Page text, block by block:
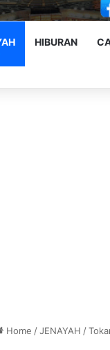
HIBURAN
Home / JENAYAH /